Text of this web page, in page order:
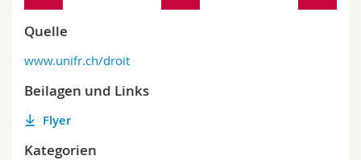
Quelle
www.unifr.ch/droit
Beilagen und Links
Flyer
Kategorien